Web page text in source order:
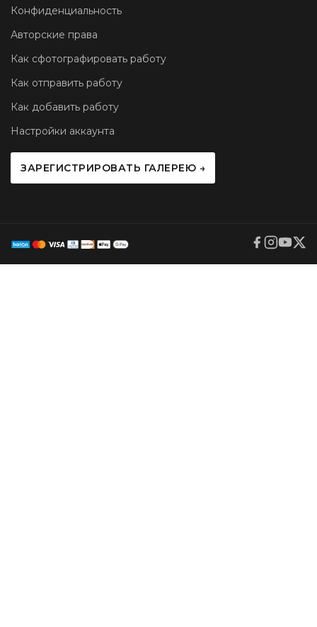
Конфиденциальность
Авторские права
Как сфотографировать работу
Как отправить работу
Как добавить работу
Настройки аккаунта
ЗАРЕГИСТРИРОВАТЬ ГАЛЕРЕЮ →